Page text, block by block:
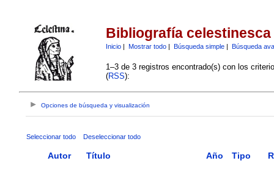
Bibliografía celestinesca
Inicio| Mostrar todo| Búsqueda simple| Búsqueda
1–3 de 3 registros encontrado(s) con los
(RSS):
Opciones de búsqueda y visualización
Seleccionar todo Deseleccionar todo
Autor Título Año Tipo